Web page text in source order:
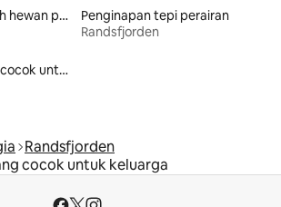
Penginapan ramah hewan peliharaan
Penginapan tepi perairan
Randsfjorden
Penginapan yang cocok untuk keluarga
Randsfjorden
cocok untuk keluarga